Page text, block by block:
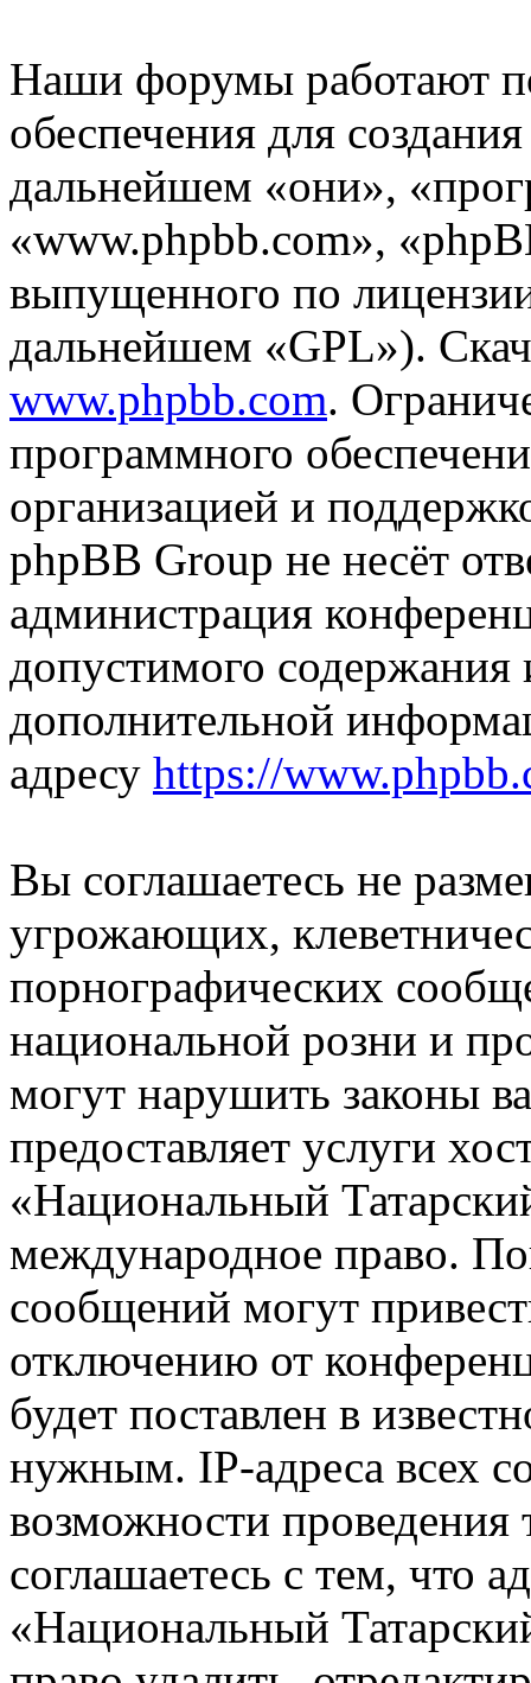
Наши форумы работают
обеспечения для
дальнейшем «они»,
«www.phpbb.com»,
выпущенного по
дальнейшем «GPL»).
www.phpbb.com.
программного
организацией и
phpBB Group не несёт
администрация
допустимого
дополнительной
адресу https://
Вы соглашаетесь не
угрожающих,
порнографических
национальной розни и
могут нарушить законы
предоставляет услуги
«Национальный
международное право.
сообщений могут
отключению от
будет поставлен в
нужным. IP-адреса всех
возможности
соглашаетесь с тем, что
«Национальный